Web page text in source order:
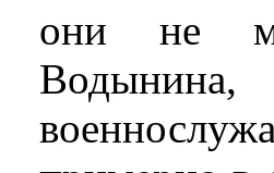
они не